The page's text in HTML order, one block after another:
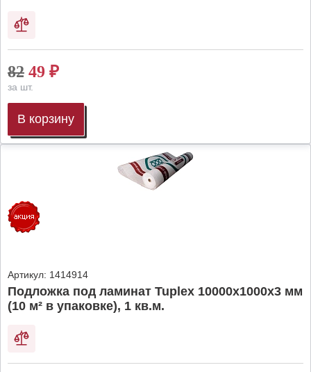
82 49 ₽
за шт.
В корзину
Артикул: 1414914
Подложка под ламинат Tuplex 10000x1000x3 мм
(10 м² в упаковке), 1 кв.м.